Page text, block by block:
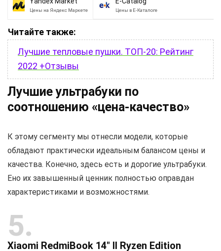
Цены на Яндекс Маркете Цены в Е-Каталоге
Читайте также:
Лучшие тепловые пушки. ТОП-20: Рейтинг
2022 +Отзывы
Лучшие ультрабуки по
соотношению «цена-качество»
К этому сегменту мы отнесли модели, которые
обладают практически идеальным балансом цены и
качества. Конечно, здесь есть и дорогие ультрабуки.
Ено их завышенный ценник полностью оправдан
характеристиками и возможностями.
5
Xiaomi RedmiBook 14″ II Ryzen Edition